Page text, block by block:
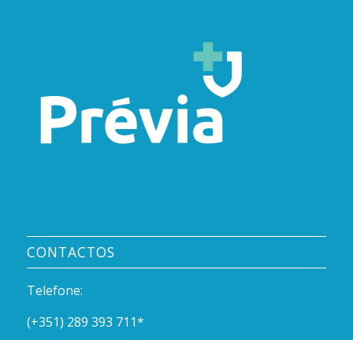
CONTACTOS
Telefone:
(+351) 289 393 711*